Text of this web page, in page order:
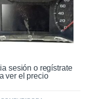
sesión o regístrate
ver el precio